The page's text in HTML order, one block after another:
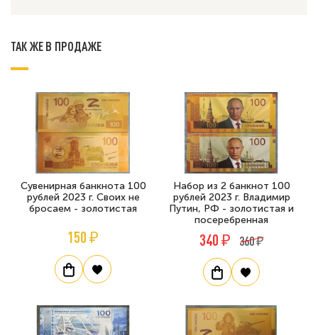
ТАК ЖЕ В ПРОДАЖЕ
Сувенирная банкнота 100
рублей 2023 г. Своих не
бросаем - золотистая
150 ₽
Набор из 2 банкнот 100
рублей 2023 г. Владимир
Путин, РФ - золотистая и
посеребренная
340 ₽ 360 ₽